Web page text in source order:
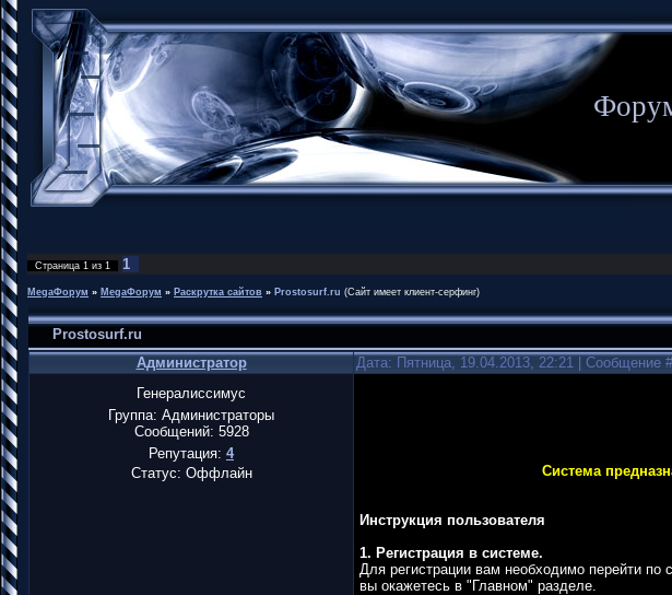
Страница 1 из 1 1
MegaФорум » MegaФорум » Раскрутка сайтов » Prostosurf.ru (Сайт имеет клиент-серфинг)
Prostosurf.ru
Администратор
Дата: Пятница, 19.04.2013, 22:21 | Сообщение #
Генералиссимус
Группа: Администраторы
Сообщений: 5928
Репутация: 4
Статус: Оффлайн Система
Инструкция пользователя
1. Регистрация в системе.
Для регистрации вам необходимо перейти по
вы окажетесь в "Главном" разделе.